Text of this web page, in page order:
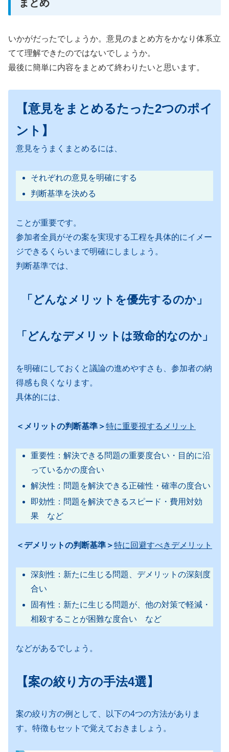
まとめ
いかがだったでしょうか。意見のまとめ方をかなり体系立
てて理解できたのではないでしょうか。
最後に簡単に内容をまとめて終わりたいと思います。
【意見をまとめるたった2つのポイ
ント】
意見をうまくまとめるには、
それぞれの意見を明確にする
判断基準を決める
ことが重要です。
参加者全員がその案を実現する工程を具体的にイメー
ジできるくらいまで明確にしましょう。
判断基準では、
「どんなメリットを優先するのか」
「どんなデメリットは致命的なのか」
を明確にしておくと議論の進めやすさも、参加者の納
得感も良くなります。
具体的には、
＜メリットの判断基準＞特に重要視するメリット
重要性：解決できる問題の重要度合い・目的に沿
っているかの度合い
解決性：問題を解決できる正確性・確率の度合い
即効性：問題を解決できるスピード・費用対効
果 など
＜デメリットの判断基準＞特に回避すべきデメリット
深刻性：新たに生じる問題、デメリットの深刻度
合い
固有性：新たに生じる問題が、他の対策で軽減・
相殺することが困難な度合い など
などがあるでしょう。
【案の絞り方の手法4選】
案の絞り方の例として、以下の4つの方法がありま
す。特徴もセットで覚えておきましょう。